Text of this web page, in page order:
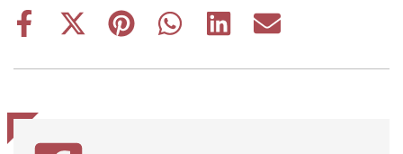
Share
Share
(Twitter)
Share
Share
Share
Share